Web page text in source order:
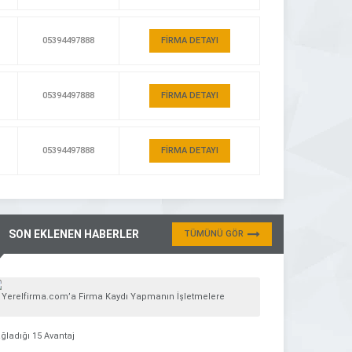
05394497888 FİRMA DETAYI
05394497888 FİRMA DETAYI
05394497888 FİRMA DETAYI
SON EKLENEN HABERLER TÜMÜNÜ GÖR